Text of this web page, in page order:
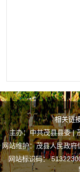
相关链
主办：中共茂县县委 |
网站维护：茂县人民政
网站标识码：